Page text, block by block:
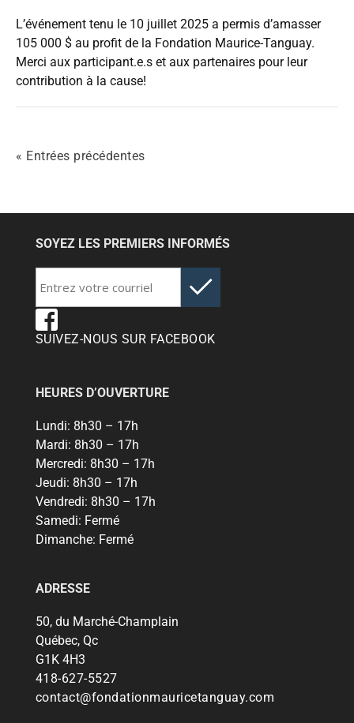
L’événement tenu le 10 juillet 2025 a permis d’amasser
105 000 $ au profit de la Fondation Maurice-Tanguay.
Merci aux participant.e.s et aux partenaires pour leur
contribution à la cause!
« Entrées précédentes
SOYEZ LES PREMIERS INFORMÉS
SUIVEZ-NOUS SUR FACEBOOK
HEURES D’OUVERTURE
Lundi: 8h30 – 17h
Mardi: 8h30 – 17h
Mercredi: 8h30 – 17h
Jeudi: 8h30 – 17h
Vendredi: 8h30 – 17h
Samedi: Fermé
Dimanche: Fermé
ADRESSE
50, du Marché-Champlain
Québec, Qc
G1K 4H3
418-627-5527
contact@fondationmauricetanguay.com